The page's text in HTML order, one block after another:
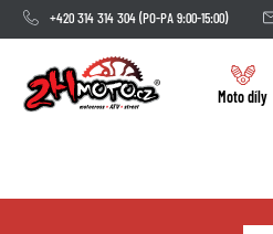
+420 314 314 304(PO-PA 9:00-15:00)
Moto díly